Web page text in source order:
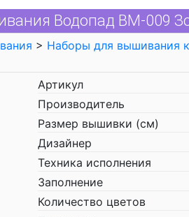
Водопад ВМ-009
> Наборы для вышивания
Артикул
Производитель
Размер вышивки (см)
Дизайнер
Техника исполнения
Заполнение
Количество цветов